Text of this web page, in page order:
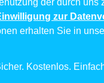
der durch
zur
erhalten Sie in
Kostenlos.